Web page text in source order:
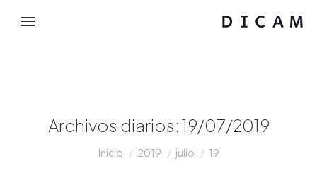
Archivos diarios: 19/07/2019
Estás aquí:
Inicio 2019 julio 19